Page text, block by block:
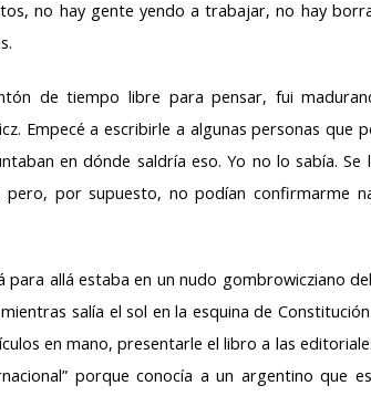
no hay gente yendo a trabajar, no hay
de tiempo libre para pensar, fui
Empecé a escribirle a algunas personas que
en dónde saldría eso. Yo no lo sabía.
por supuesto, no podían confirmarme
para allá estaba en un nudo gombrowicziano
salía el sol en la esquina de
en mano, presentarle el libro a las
porque conocía a un argentino que